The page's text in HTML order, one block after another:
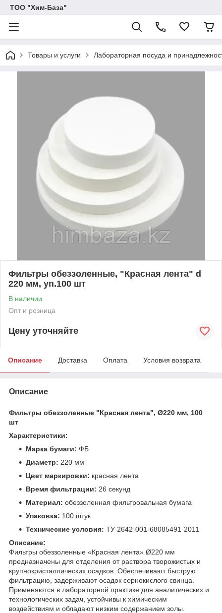
ТОО "Хим-База"
Товары и услуги Лабораторная посуда и
Фильтры обеззоленные, "Красная лента" d
220 мм, уп.100 шт
В наличии
Опт и розница
Цену уточняйте
Описание Доставка Оплата Условия возврата
Описание
Фильтры обеззоленные "Красная лента", Ø220 мм, 100
шт
Характеристики:
Марка бумаги: ФБ
Диаметр: 220 мм
Цвет маркировки: красная лента
Время фильтрации: 26 секунд
Материал: обеззоленная фильтровальная бумага
Упаковка: 100 штук
Технические условия: ТУ 2642-001-68085491-2011
Описание:
Фильтры обеззоленные «Красная лента» Ø220 мм
предназначены для отделения от раствора творожистых и
крупнокристаллических осадков. Обеспечивают быструю
фильтрацию, задерживают осадок сернокислого свинца.
Применяются в лабораторной практике для аналитических и
технологических задач, устойчивы к химическим
воздействиям и обладают низким содержанием золы.